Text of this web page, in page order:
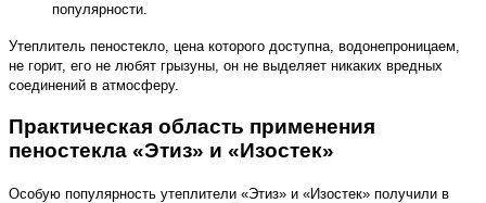
популярности.
Утеплитель пеностекло, ценакоторого доступна, водонепроницаем,
не горит, его не любят грызуны, он не выделяет никаких вредных
соединений в атмосферу.
Практическая область применения
пеностекла «Этиз» и «Изостек»
Особую популярность утеплители «Этиз» и «Изостек» получили в